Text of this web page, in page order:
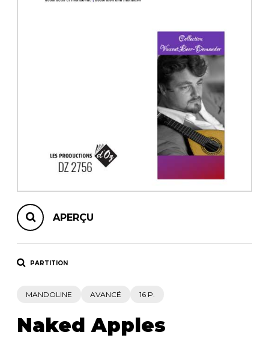
APERÇU
PARTITION
MANDOLINE AVANCÉ 16 P.
Naked Apples